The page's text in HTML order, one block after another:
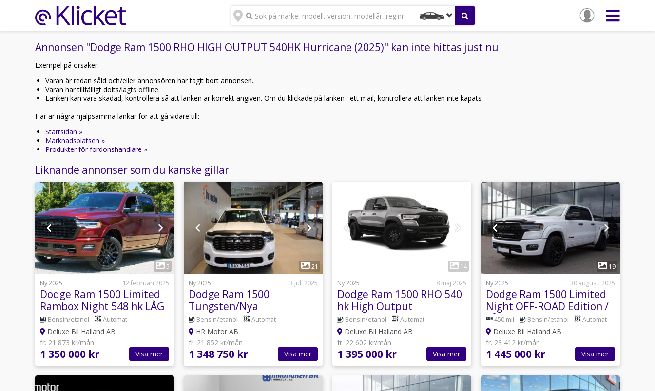
Sök på märke, modell, version, modellår, reg.nr
Annonsen "Dodge Ram 1500 RHO HIGH OUTPUT 540HK Hurricane (2025)" kan inte hittas just nu
Exempel på orsaker:
Varan är redan såld och/eller annonsören har tagit bort annonsen.
Varan har tillfälligt dolts/lagts offline.
Länken kan vara skadad, kontrollera så att länken är korrekt angiven. Om du klickade på länken i ett mail, kontrollera att länken inte kapats.
Här är några hjälpsamma länkar för att gå vidare till:
Startsidan »
Marknadsplatsen »
Produkter för fordonshandlare »
Liknande annonser som du kanske gillar
1
5
Ny 2025
12 februari 2025
Dodge Ram 1500 Limited
Rambox Night 548 hk LÅG
SKATT NYA MOD
Bensin/etanol Automat
Deluxe Bil Halland AB
fr. 21 873 kr/mån
1 350 000 kr Visa mer
1
21
Ny 2025
3 juli 2025
Dodge Ram 1500
Tungsten/Nya
540Hk/Rambox/MWK/Från
6,346
Bensin/etanol Automat
HR Motor AB
fr. 21 852 kr/mån
1 348 750 kr Visa mer
14
Ny 2025
8 maj 2025
Dodge Ram 1500 RHO 540
hk High Output
Omgående leverans
Bensin/etanol Automat
Deluxe Bil Halland AB
fr. 22 602 kr/mån
1 395 000 kr Visa mer
19
Ny 2025
30 augusti 2025
Dodge Ram 1500 Limited
Night OFF-ROAD Edition /
LÅG SKATT!
450 mil Bensin/etanol Automat
Deluxe Bil Halland AB
fr. 23 412 kr/mån
1 445 000 kr Visa mer